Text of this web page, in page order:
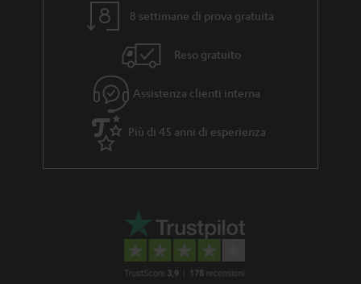
8 settimane di prova gratuita
Reso gratuito
Assistenza clienti interna
Più di 45 anni di esperienza